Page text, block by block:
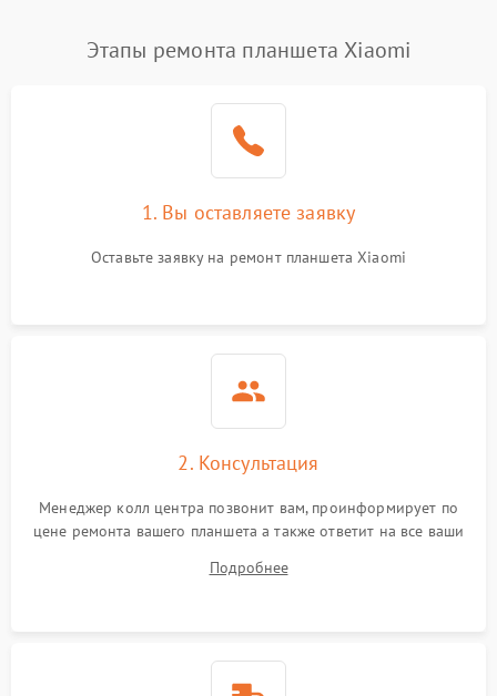
Сеть и интернет
Память и данные
Режим работы
Питание и аккумулятор
Этапы ремонта планшета Xiaomi
1. Вы оставляете заявку
Оставьте заявку на ремонт планшета Xiaomi
2. Консультация
Менеджер колл центра позвонит вам, проинформирует по
цене ремонта вашего планшета а также ответит на все ваши
Подробнее